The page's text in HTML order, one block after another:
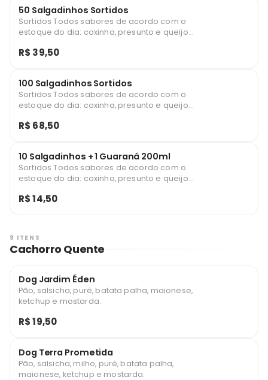
50 Salgadinhos Sortidos
Sortidos Todos sabores de acordo com o
estoque do dia: coxinha, presunto e queijo,
pastel de presunto e queijo, bolinhas de
R$ 39,50
100 Salgadinhos Sortidos
Sortidos Todos sabores de acordo com o
estoque do dia: coxinha, presunto e queijo,
pastel de presunto e queijo, bolinhas de
R$ 68,50
10 Salgadinhos + 1 Guaraná 200ml
Sortidos Todos sabores de acordo com o
estoque do dia: coxinha, presunto e queijo,
pastel de presunto e queijo, bolinhas de
R$ 14,50
9 ITENS
Cachorro Quente
Dog Jardim Éden
Pão, salsicha, purê, batata palha, maionese,
ketchup e mostarda.
R$ 19,50
Dog Terra Prometida
Pão, salsicha, milho, purê, batata palha,
maionese, ketchup e mostarda.